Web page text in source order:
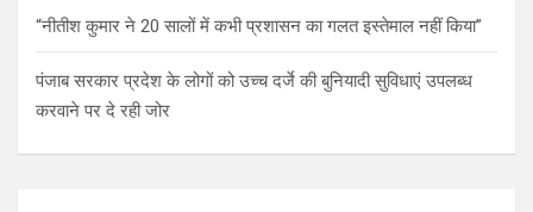
“नीतीश कुमार ने 20 सालों में कभी प्रशासन का गलत इस्तेमाल नहीं किया”
पंजाब सरकार प्रदेश के लोगों को उच्च दर्जे की बुनियादी सुविधाएं उपलब्ध
करवाने पर दे रही जोर